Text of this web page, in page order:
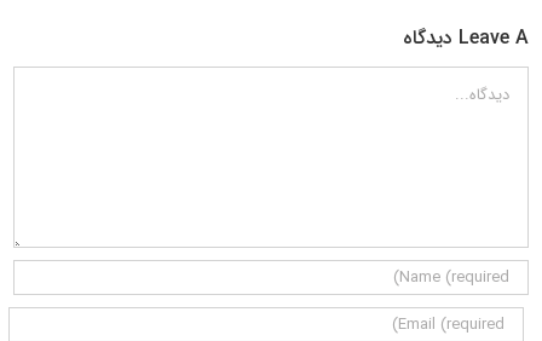
Leave A دیدگاه
دیدگاه